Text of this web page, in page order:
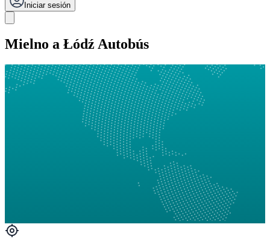
Iniciar sesión
Mielno a Łódź Autobús